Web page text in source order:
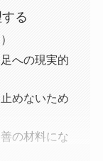
る
への現実的
めないため
の材料にな